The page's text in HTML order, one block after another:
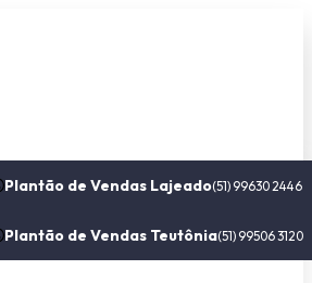
Plantão de Vendas Lajeado(51) 99630 2446
Plantão de Vendas Teutônia(51) 99506 3120